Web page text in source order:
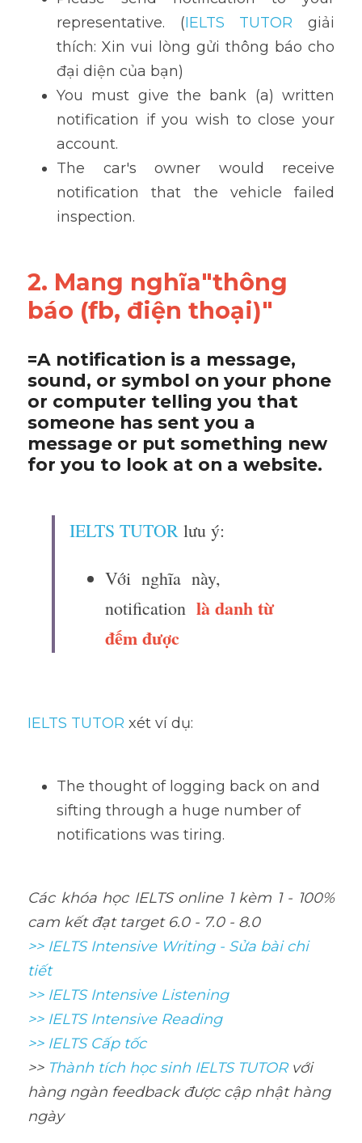
representative. (IELTS TUTOR giải
thích: Xin vui lòng gửi thông báo cho
đại diện của bạn)
You must give the bank (a) written
notification if you wish to close your
account.
The car's owner would receive
notification that the vehicle failed
inspection.
2. Mang nghĩa"thông
báo (fb, điện thoại)"
=A notification is a message,
sound, or symbol on your phone
or computer telling you that
someone has sent you a
message or put something new
for you to look at on a website.
IELTS TUTOR lưu ý:
Với  nghĩa  này,
notification là danh từ
đếm được
IELTS TUTOR xét ví dụ:
The thought of logging back on and
sifting through a huge number of
notifications was tiring.
Các khóa học IELTS online 1 kèm 1 - 100%
cam kết đạt target 6.0 - 7.0 - 8.0
>> IELTS Intensive Writing - Sửa bài chi
tiết
>> IELTS Intensive Listening
>> IELTS Intensive Reading
>> IELTS Cấp tốc
>> Thành tích học sinh IELTS TUTOR với
hàng ngàn feedback được cập nhật hàng
ngày